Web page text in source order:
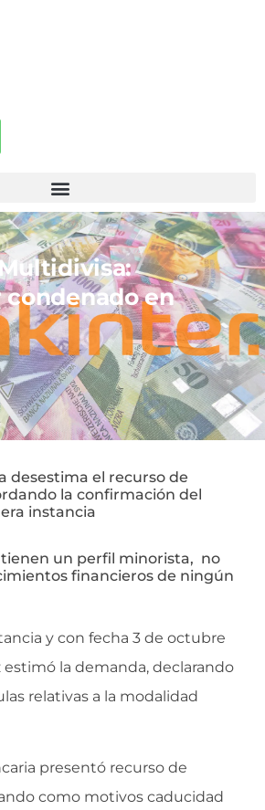
en
desestima el recurso de
la confirmación del
instancia
tienen un perfil minorista, no
financieros de ningún
y con fecha 3 de octubre
estimó la demanda, declarando
relativas a la modalidad
presentó recurso de
como motivos caducidad